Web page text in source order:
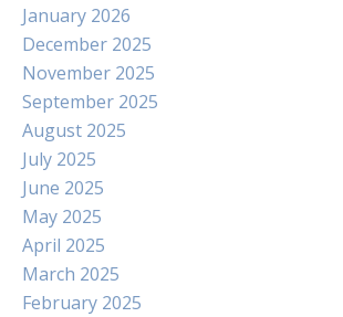
January 2026
December 2025
November 2025
September 2025
August 2025
July 2025
June 2025
May 2025
April 2025
March 2025
February 2025